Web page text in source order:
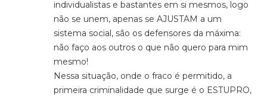
individualistas e bastantes em si mesmos, logo
não se unem, apenas se AJUSTAM a um
sistema social, são os defensores da máxima:
não faço aos outros o que não quero para mim
mesmo!
Nessa situação, onde o fraco é permitido, a
primeira criminalidade que surge é o ESTUPRO,